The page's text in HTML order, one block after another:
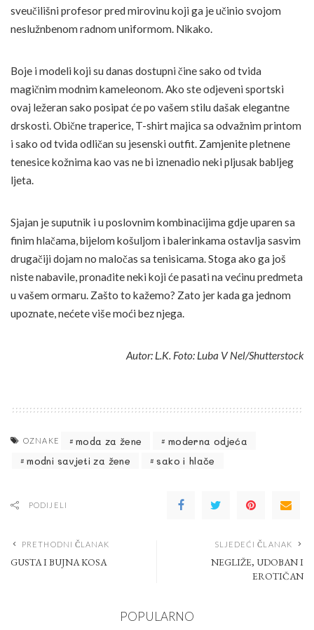
sveučilišni profesor pred mirovinu koji ga je učinio svojom
neslužnbenom radnom uniformom. Nikako.
Boje i modeli koji su danas dostupni čine sako od tvida
magičnim modnim kameleonom. Ako ste odjeveni sportski
ovaj ležeran sako posipat će po vašem stilu dašak elegantne
drskosti. Obične traperice, T-shirt majica sa odvažnim printom
i sako od tvida odličan su jesenski outfit. Zamjenite pletnene
tenesice kožnima kao vas ne bi iznenadio neki pljusak babljeg
ljeta.
Sjajan je suputnik i u poslovnim kombinacijima gdje uparen sa
finim hlačama, bijelom košuljom i balerinkama ostavlja sasvim
drugačiji dojam no maločas sa tenisicama. Stoga ako ga još
niste nabavile, pronađite neki koji će pasati na većinu predmeta
u vašem ormaru. Zašto to kažemo? Zato jer kada ga jednom
upoznate, nećete više moći bez njega.
Autor: L.K. Foto: Luba V Nel/Shutterstock
OZNAKE moda za žene
moderna odjeća
modni savjeti za žene
sako i hlače
PODIJELI
PRETHODNI ČLANAK
GUSTA I BUJNA KOSA
SLJEDEĆI ČLANAK
NEGLIŽE, UDOBAN I
EROTIČAN
POPULARNO